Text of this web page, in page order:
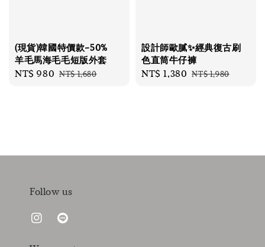
(現貨)韓國特價款-50%
羊毛馬海毛毛短版外套
Sale
NT$ 980 Regular
NT$ 1,680
設計師歐膩✨經典復古刷
色直筒牛仔褲
Sale
NT$ 1,380 Regular
NT$ 1,980
Follow us